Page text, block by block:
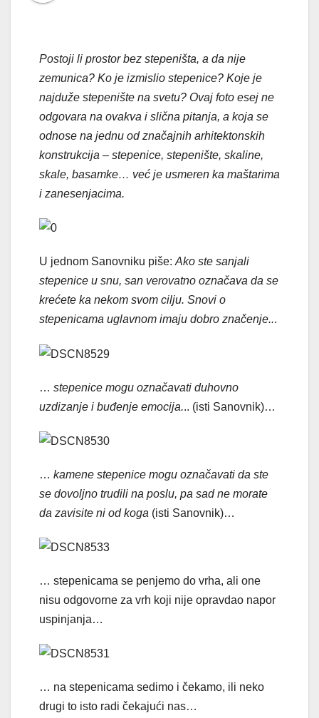
Postoji li prostor bez stepeništa, a da nije
zemunica? Ko je izmislio stepenice? Koje je
najduže stepenište na svetu? Ovaj foto esej ne
odgovara na ovakva i slična pitanja, a koja se
odnose na jednu od značajnih arhitektonskih
konstrukcija – stepenice, stepenište, skaline,
skale, basamke… već je usmeren ka maštarima
i zanesenjacima.
U jednom Sanovniku piše: Ako ste sanjali
stepenice u snu, san verovatno označava da se
krećete ka nekom svom cilju. Snovi o
stepenicama uglavnom imaju dobro značenje...
… stepenice mogu označavati duhovno
uzdizanje i buđenje emocija... (isti Sanovnik)…
… kamene stepenice mogu označavati da ste
se dovoljno trudili na poslu, pa sad ne morate
da zavisite ni od koga (isti Sanovnik)…
… stepenicama se penjemo do vrha, ali one
nisu odgovorne za vrh koji nije opravdao napor
uspinjanja…
… na stepenicama sedimo i čekamo, ili neko
drugi to isto radi čekajući nas…